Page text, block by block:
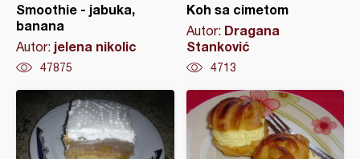
Smoothie - jabuka,
banana
Autor: jelena nikolic
47875
Koh sa cimetom
Autor: Dragana
Stanković
4713